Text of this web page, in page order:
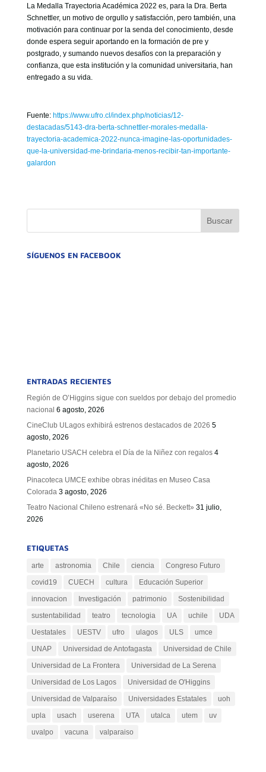
La Medalla Trayectoria Académica 2022 es, para la Dra. Berta
Schnettler, un motivo de orgullo y satisfacción, pero también, una
motivación para continuar por la senda del conocimiento, desde
donde espera seguir aportando en la formación de pre y
postgrado, y sumando nuevos desafíos con la preparación y
confianza, que esta institución y la comunidad universitaria, han
entregado a su vida.
Fuente: https://www.ufro.cl/index.php/noticias/12-
destacadas/5143-dra-berta-schnettler-morales-medalla-
trayectoria-academica-2022-nunca-imagine-las-oportunidades-
que-la-universidad-me-brindaria-menos-recibir-tan-importante-
galardon
SÍGUENOS EN FACEBOOK
ENTRADAS RECIENTES
Región de O’Higgins sigue con sueldos por debajo del promedio
nacional 6 agosto, 2026
CineClub ULagos exhibirá estrenos destacados de 2026 5
agosto, 2026
Planetario USACH celebra el Día de la Niñez con regalos 4
agosto, 2026
Pinacoteca UMCE exhibe obras inéditas en Museo Casa
Colorada 3 agosto, 2026
Teatro Nacional Chileno estrenará «No sé. Beckett» 31 julio,
2026
ETIQUETAS
arte astronomia Chile ciencia
Congreso Futuro
covid19
CUECH cultura
Educación Superior
innovacion
Investigación patrimonio
Sostenibilidad
sustentabilidad
teatro tecnologia UA uchile
UDA
Uestatales
UESTV ufro ulagos ULS
umce
UNAP
Universidad de Antofagasta
Universidad de Chile
Universidad de La Frontera
Universidad de La Serena
Universidad de Los Lagos
Universidad de O'Higgins
Universidad de Valparaíso
Universidades Estatales
uoh
upla
usach userena UTA utalca utem
uv
uvalpo
vacuna valparaiso